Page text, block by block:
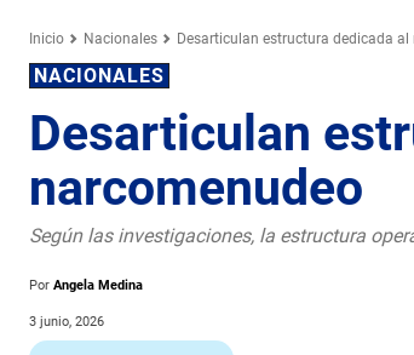
Inicio Nacionales Desarticulan estructura dedicada
NACIONALES
Desarticulan
narcomenudeo
Según las investigaciones, la estructura
Por Angela Medina
3 junio, 2026